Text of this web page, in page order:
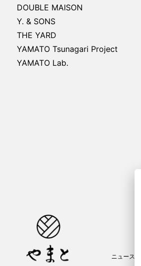
DOUBLE MAISON
Y. & SONS
THE YARD
YAMATO Tsunagari Project
YAMATO Lab.
ニュース